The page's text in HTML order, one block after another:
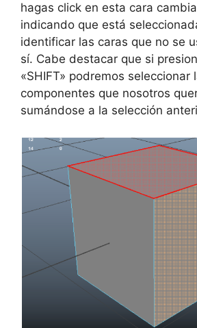
hagas click en esta cara
indicando que está
identificar las caras que no se
sí. Cabe destacar que si
«SHIFT» podremos seleccionar
componentes que nosotros
sumándose a la selección